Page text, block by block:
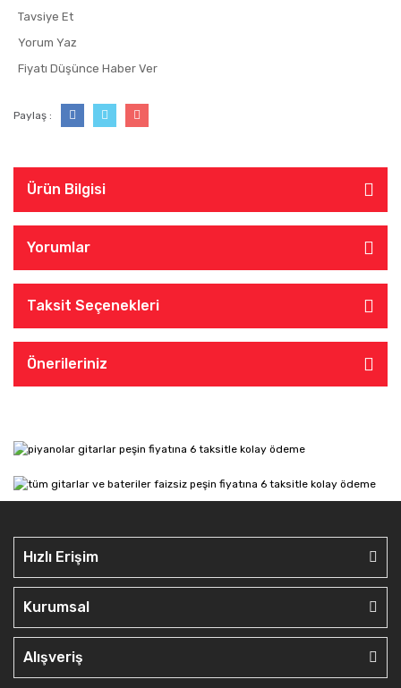
Tavsiye Et
Yorum Yaz
Fiyatı Düşünce Haber Ver
Paylaş :
Ürün Bilgisi
Yorumlar
Taksit Seçenekleri
Önerileriniz
Hızlı Erişim
Kurumsal
Alışveriş